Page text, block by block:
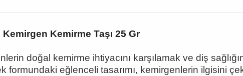
Kemirme Taşı 25 Gr
doğal kemirme ihtiyacını karşı lamak ve diş sağ ığı
formundaki eğ lenceli tasarımı, kemirgenlerin ilgisini ç